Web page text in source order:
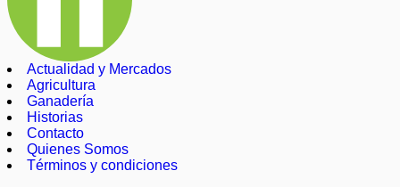
Actualidad y Mercados
Agricultura
Ganadería
Historias
Contacto
Quienes Somos
Términos y condiciones